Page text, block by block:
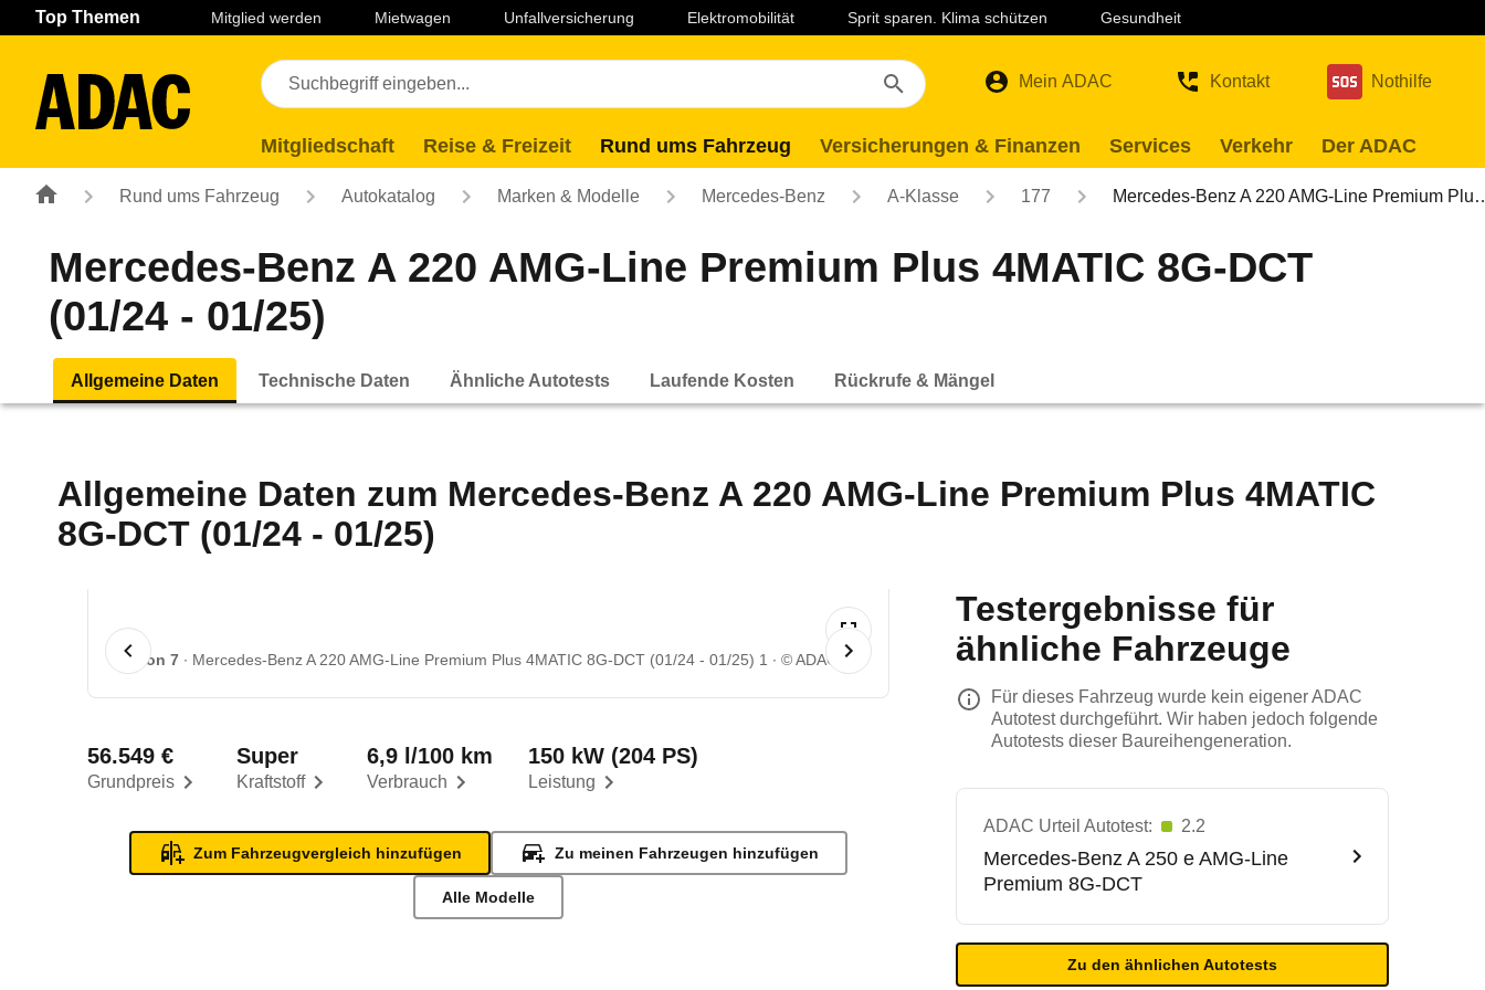
Navigation Seiteninhalt Fußzeile
Top Themen Mitglied werden Mietwagen Unfallversicherung Elektromobilität Sprit sparen. Klima schützen Gesundheit
Mein ADAC Kontakt Nothilfe
Mitgliedschaft Reise & Freizeit Rund ums Fahrzeug Versicherungen & Finanzen Services Verkehr Der ADAC
Rund ums Fahrzeug Autokatalog Marken & Modelle Mercedes-Benz A-Klasse 177 Mercedes-Benz A 220 AMG-Line Premium
Mercedes-Benz A 220 AMG-Line Premium Plus 4MATIC 8G-DCT
(01/24 - 01/25)
Allgemeine Daten Technische Daten Ähnliche Autotests Laufende Kosten Rückrufe & Mängel
Allgemeine Daten zum Mercedes-Benz A 220 AMG-Line Premium Plus 4MATIC
8G-DCT (01/24 - 01/25)
1 von 7 Mercedes-Benz A 220 AMG-Line Premium Plus 4MATIC 8G-DCT (01/24 - 01/25) 1 © ADAC
Grundpreis
56.549 €
Kraftstoff
Super
Verbrauch
6,9 l/100 km
Leistung
150 kW (204 PS)
Zum Fahrzeugvergleich hinzufügen Zu meinen Fahrzeugen hinzufügen
Alle Modelle
Testergebnisse für
ähnliche Fahrzeuge
Für dieses Fahrzeug wurde kein eigener ADAC
Autotest durchgeführt. Wir haben jedoch folgende
Autotests dieser Baureihengeneration.
ADAC Urteil Autotest: 2.2
Mercedes-Benz A 250 e AMG-Line
Premium 8G-DCT
Zu den ähnlichen Autotests